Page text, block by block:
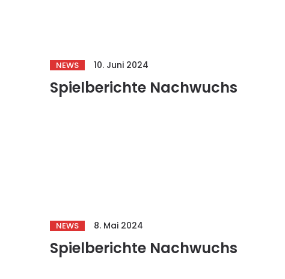
NEWS 10. Juni 2024
Spielberichte Nachwuchs
NEWS 8. Mai 2024
Spielberichte Nachwuchs